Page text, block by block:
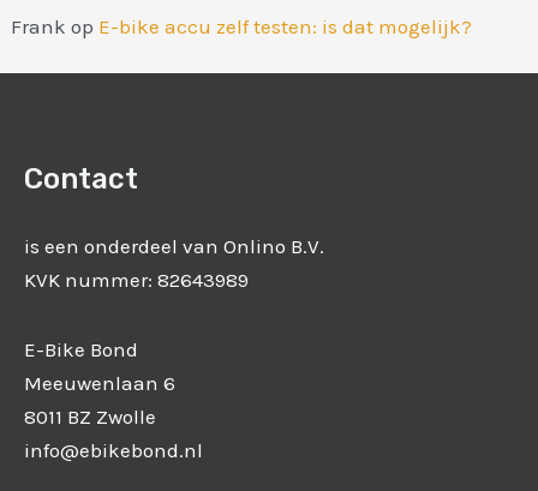
Frank op E-bike accu zelf testen: is dat mogelijk?
Contact
is een onderdeel van Onlino B.V.
KVK nummer: 82643989
E-Bike Bond
Meeuwenlaan 6
8011 BZ Zwolle
info@ebikebond.nl